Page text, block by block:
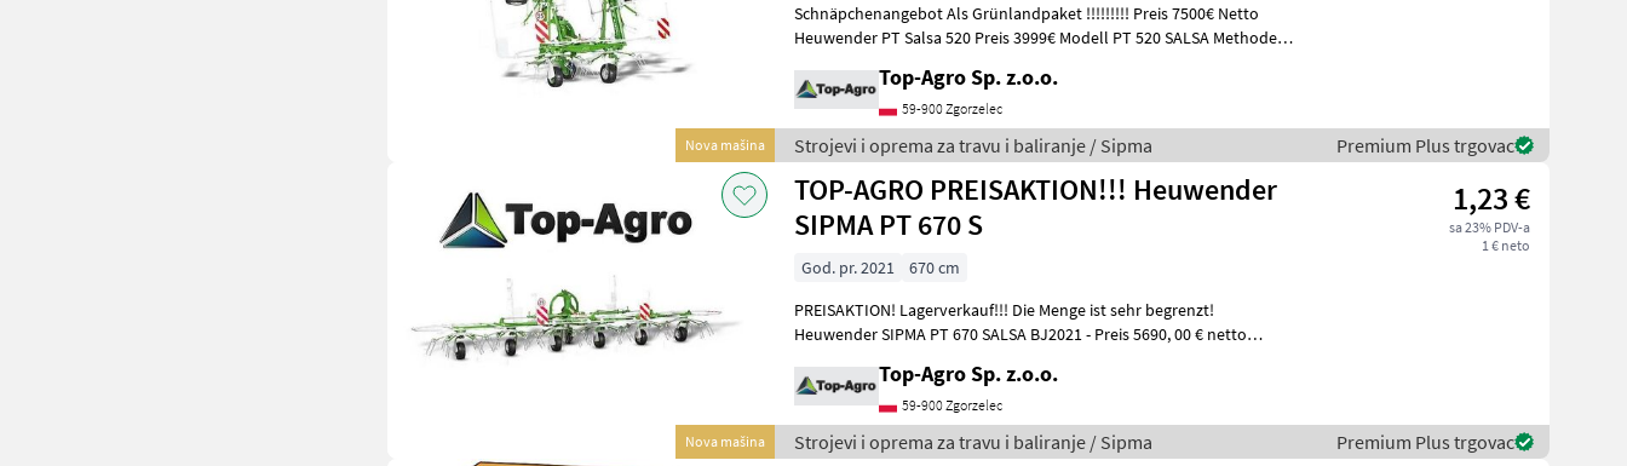
Nova mašina
Schnäpchenangebot Als Grünlandpaket !!!!!!!!! Preis 7500€ Netto
Heuwender PT Salsa 520 Preis 3999€ Modell PT 520 SALSA Methode
Top-Agro Sp. z.o.o.
59-900 Zgorzelec
Strojevi i oprema za travu i baliranje / Sipma Premium Plus trgovac
Nova mašina
TOP-AGRO PREISAKTION!!! Heuwender
SIPMA PT 670 S
1,23 €
sa 23% PDV-a
1 € neto
God. pr. 2021
670 cm
PREISAKTION! Lagerverkauf!!! Die Menge ist sehr begrenzt!
Heuwender SIPMA PT 670 SALSA BJ2021 - Preis 5690, 00 € netto
Top-Agro Sp. z.o.o.
59-900 Zgorzelec
Strojevi i oprema za travu i baliranje / Sipma Premium Plus trgovac